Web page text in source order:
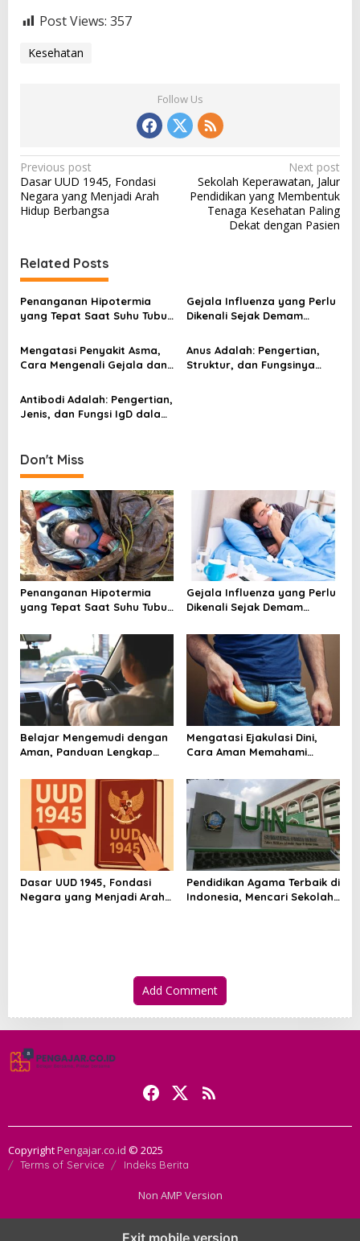
Post Views: 357
Kesehatan
Follow Us
P
o
s
n
a
v
i
g
a
t
i
n
Previous post
Dasar UUD 1945, Fondasi
Negara yang Menjadi Arah
Hidup Berbangsa
Next post
Sekolah Keperawatan, Jalur
Pendidikan yang Membentuk
Tenaga Kesehatan Paling
Dekat dengan Pasien
Related Posts
Penanganan Hipotermia
yang Tepat Saat Suhu Tubuh
Gejala Influenza yang Perlu
Dikenali Sejak Demam
Mengatasi Penyakit Asma,
Cara Mengenali Gejala dan
Terkendali
Anus Adalah: Pengertian,
Struktur, dan Fungsinya
Antibodi Adalah: Pengertian,
Jenis, dan Fungsi IgD dalam
Don't Miss
Penanganan Hipotermia
yang Tepat Saat Suhu Tubuh
Gejala Influenza yang Perlu
Dikenali Sejak Demam
Belajar Mengemudi dengan
Aman, Panduan Lengkap
Jalan
Mengatasi Ejakulasi Dini,
Cara Aman Memahami
Penanganannya
Dasar UUD 1945, Fondasi
Negara yang Menjadi Arah
Pendidikan Agama Terbaik di
Indonesia, Mencari Sekolah
Add Comment
CopyrightPengajar.co.id © 2025
Terms of Service Indeks Berita
Non AMP Version